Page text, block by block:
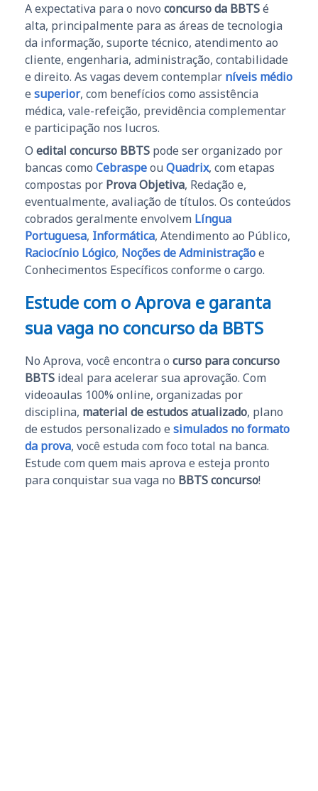
A expectativa para o novo concurso da BBTSé
alta, principalmente para as áreas de tecnologia
da informação, suporte técnico, atendimento ao
cliente, engenharia, administração, contabilidade
e direito. As vagas devem contemplar níveis médio
e superior, com benefícios como assistência
médica, vale-refeição, previdência complementar
e participação nos lucros.
O edital concurso BBTS pode ser organizado por
bancas como Cebraspeou Quadrix, com etapas
compostas por Prova Objetiva, Redação e,
eventualmente, avaliação de títulos. Os conteúdos
cobrados geralmente envolvem Língua
Portuguesa, Informática, Atendimento ao Público,
Raciocínio Lógico, Noções de Administraçãoe
Conhecimentos Específicos conforme o cargo.
Estude com o Aprova e garanta
sua vaga no concurso da BBTS
No Aprova, você encontra o curso para concurso
BBTS ideal para acelerar sua aprovação. Com
videoaulas 100% online, organizadas por
disciplina, material de estudos atualizado, plano
de estudos personalizado e simulados no formato
da prova, você estuda com foco total na banca.
Estude com quem mais aprova e esteja pronto
para conquistar sua vaga no BBTS concurso!